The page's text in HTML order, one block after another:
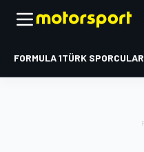
FORMULA 1TÜRK SPORCULAR